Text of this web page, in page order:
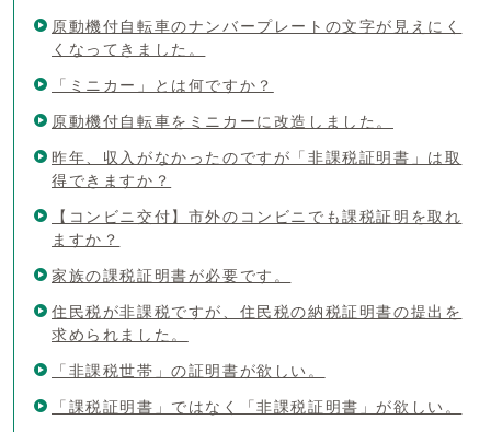
原動機付自転車のナンバープレートの文字が見えにく
くなってきました。
「ミニカー」とは何ですか？
原動機付自転車をミニカーに改造しました。
昨年、収入がなかったのですが「非課税証明書」は取
得できますか？
【コンビニ交付】市外のコンビニでも課税証明を取れ
ますか？
家族の課税証明書が必要です。
住民税が非課税ですが、住民税の納税証明書の提出を
求められました。
「非課税世帯」の証明書が欲しい。
「課税証明書」ではなく「非課税証明書」が欲しい。